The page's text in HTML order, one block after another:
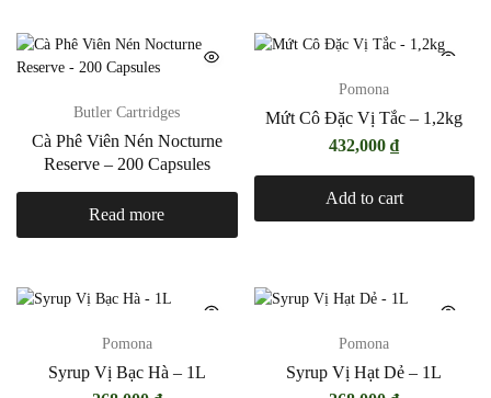
Butler Cartridges
Cà Phê Viên Nén Nocturne
Reserve – 200 Capsules
Read more
Pomona
Mứt Cô Đặc Vị Tắc – 1,2kg
432,000₫
Add to cart
Pomona
Syrup Vị Bạc Hà – 1L
Pomona
Syrup Vị Hạt Dẻ – 1L